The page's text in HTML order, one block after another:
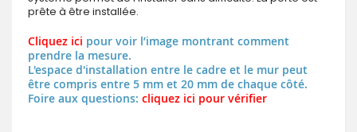
prête à être installée.
Cliquez ici pour voir l’image montrant comment
prendre la mesure.
L'espace d'installation entre le cadre et le mur peut
être compris entre 5 mm et 20 mm de chaque côté.
Foire aux questions: cliquez ici pour vérifier